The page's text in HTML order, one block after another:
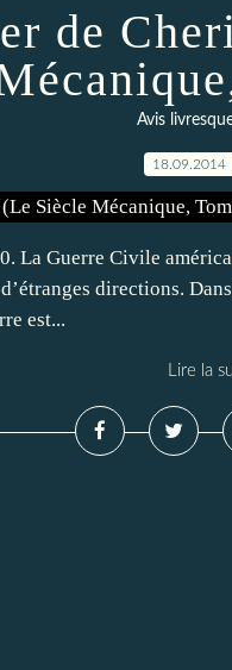
de
Avis
18.09.2014
La Guerre Civile
directions.
est...
Lire la